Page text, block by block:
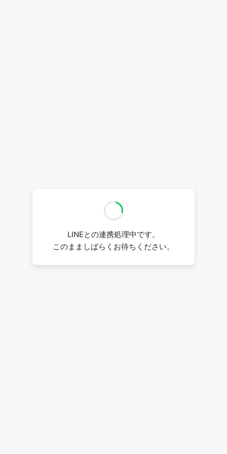
LINEとの連携処理中です。
このまましばらくお待ちください。